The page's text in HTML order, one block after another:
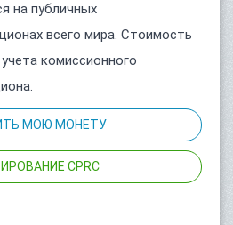
на публичных
всего мира. Стоимость
комиссионного
МОЮ МОНЕТУ
CPRC